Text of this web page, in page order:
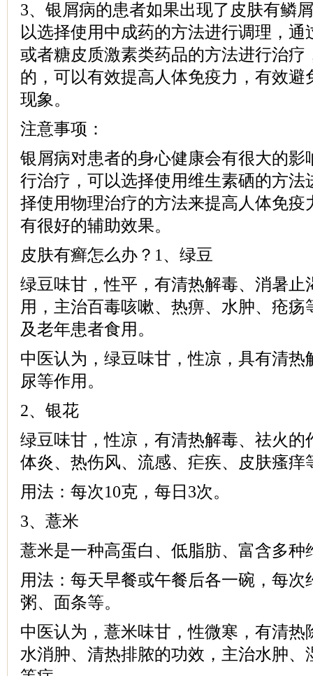
3、银屑病的患者如果出现了皮肤有鳞
以选择使用中成药的方法进行调理，通
或者糖皮质激素类药品的方法进行治疗
的，可以有效提高人体免疫力，有效避
现象。
注意事项：
银屑病对患者的身心健康会有很大的影
行治疗，可以选择使用维生素硒的方法
择使用物理治疗的方法来提高人体免疫
有很好的辅助效果。
皮肤有癣怎么办？1、绿豆
绿豆味甘，性平，有清热解毒、消暑止
用，主治百毒咳嗽、热痹、水肿、疮疡
及老年患者食用。
中医认为，绿豆味甘，性凉，具有清热
尿等作用。
2、银花
绿豆味甘，性凉，有清热解毒、祛火的
体炎、热伤风、流感、疟疾、皮肤瘙痒
用法：每次10克，每日3次。
3、薏米
薏米是一种高蛋白、低脂肪、富含多种
用法：每天早餐或午餐后各一碗，每次
粥、面条等。
中医认为，薏米味甘，性微寒，有清热
水消肿、清热排脓的功效，主治水肿、